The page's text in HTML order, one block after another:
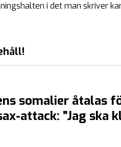
i det man skriver
somalier åtalas
attack: ”Jag ska